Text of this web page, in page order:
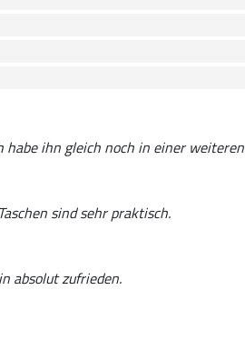
ihn gleich noch in einer
sind sehr praktisch.
absolut zufrieden.